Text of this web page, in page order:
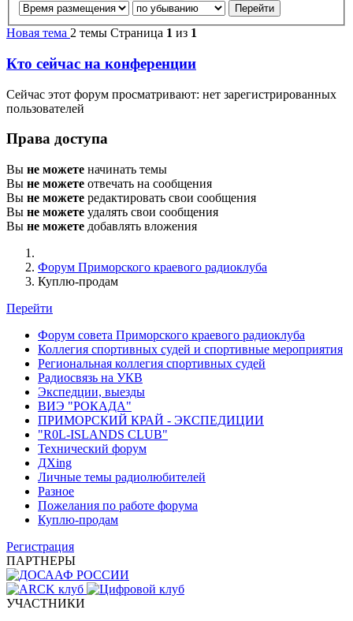
Новая тема 2 темы Страница 1 из 1
Кто сейчас на конференции
Сейчас этот форум просматривают: нет зарегистрированных
пользователей
Права доступа
Вы не можете начинать темы
Вы не можете отвечать на сообщения
Вы не можете редактировать свои сообщения
Вы не можете удалять свои сообщения
Вы не можете добавлять вложения
Форум Приморского краевого радиоклуба
Куплю-продам
Перейти
Форум совета Приморского краевого радиоклуба
Коллегия спортивных судей и спортивные мероприятия
Региональная коллегия спортивных судей
Радиосвязь на УКВ
Экспедции, выезды
ВИЭ "РОКАДА"
ПРИМОРСКИЙ КРАЙ - ЭКСПЕДИЦИИ
"R0L-ISLANDS CLUB"
Технический форум
ДХing
Личные темы радиолюбителей
Разное
Пожелания по работе форума
Куплю-продам
Регистрация
ПАРТНЕРЫ
УЧАСТНИКИ